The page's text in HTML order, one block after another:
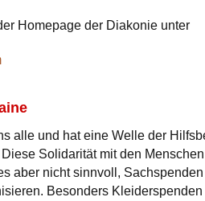
Homepage der Diakonie unter
alle und hat eine Welle der
Solidarität mit den
aber nicht sinnvoll,
Besonders